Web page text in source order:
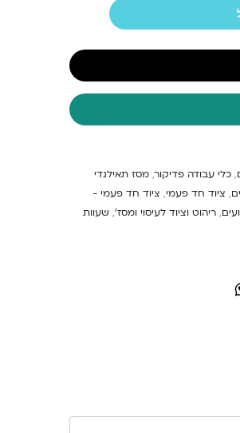
, כלי עבודה פדיקור, מסז תאילנדי
, ציוד חד פעמי, ציוד חד פעמי -
, ריהוט וציוד לעיסוי ומסז', שעוות